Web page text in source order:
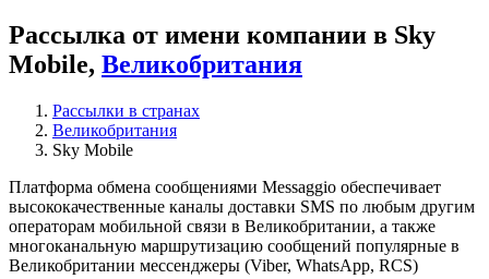
Рассылка от имени компании в Sky
Mobile, Великобритания
Рассылки в странах
Великобритания
Sky Mobile
Платформа обмена сообщениями Messaggio обеспечивает
высококачественные каналы доставки SMS по любым другим
операторам мобильной связи в Великобритании, а также
многоканальную маршрутизацию сообщений популярные в
Великобритании мессенджеры (Viber, WhatsApp, RCS)